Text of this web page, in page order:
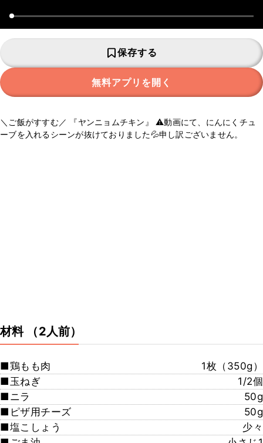
保存する
無料アプリを開く
＼ご飯がすすむ／ 『ヤンニョムチキン』 ⚠️動画にて、にんにくチュ
ーブを入れるシーンが抜けておりました💦申し訳ございません。
材料 （2人前）
■鶏もも肉
1枚（350g）
■玉ねぎ
1/2個
■ニラ
50g
■ピザ用チーズ
50g
■塩こしょう
少々